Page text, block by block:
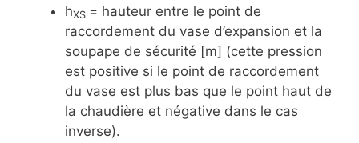
hXS = hauteur entre le point de
raccordement du vase d’expansion et la
soupape de sécurité [m] (cette pression
est positive si le point de raccordement
du vase est plus bas que le point haut de
la chaudière et négative dans le cas
inverse).